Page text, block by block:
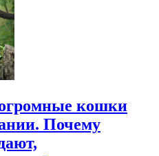
кошки
Почему